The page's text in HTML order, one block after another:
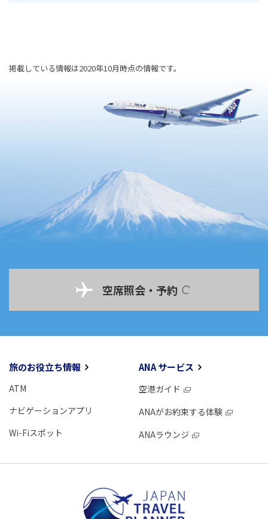
掲載している情報は2020年10月時点の情報です。
空席照会・予約
旅のお役立ち情報
ATM
ナビゲーションアプリ
Wi-Fiスポット
ANA サービス
空港ガイド
ANAがお約束する体験
ANAラウンジ